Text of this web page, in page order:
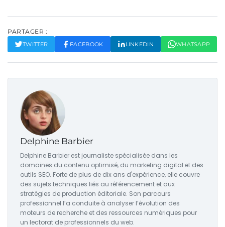
PARTAGER :
TWITTER FACEBOOK LINKEDIN WHATSAPP
Delphine Barbier
Delphine Barbier est journaliste spécialisée dans les
domaines du contenu optimisé, du marketing digital et des
outils SEO. Forte de plus de dix ans d'expérience, elle couvre
des sujets techniques liés au référencement et aux
stratégies de production éditoriale. Son parcours
professionnel l’a conduite à analyser l’évolution des
moteurs de recherche et des ressources numériques pour
un lectorat de professionnels du web.